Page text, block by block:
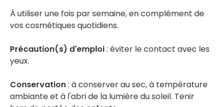
À utiliser une fois par semaine, en complément de
vos cosmétiques quotidiens.
Précaution(s) d'emploi: éviter le contact avec les
yeux.
Conservation: à conserver au sec, à température
ambiante et à l'abri de la lumière du soleil. Tenir